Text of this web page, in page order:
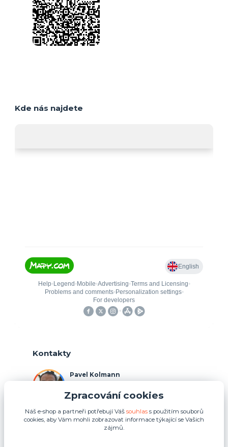
Kde nás najdete
Kontakty
Pavel Kolmann
(Po-Ne, 8:00-17:00 hod.)
p.kolmann@coolplays.cz
Zpracování cookies
Náš e-shop a partneři potřebují Váš souhlass použitím souborů
cookies, aby Vám mohli zobrazovat informace týkající se Vašich
zájmů.